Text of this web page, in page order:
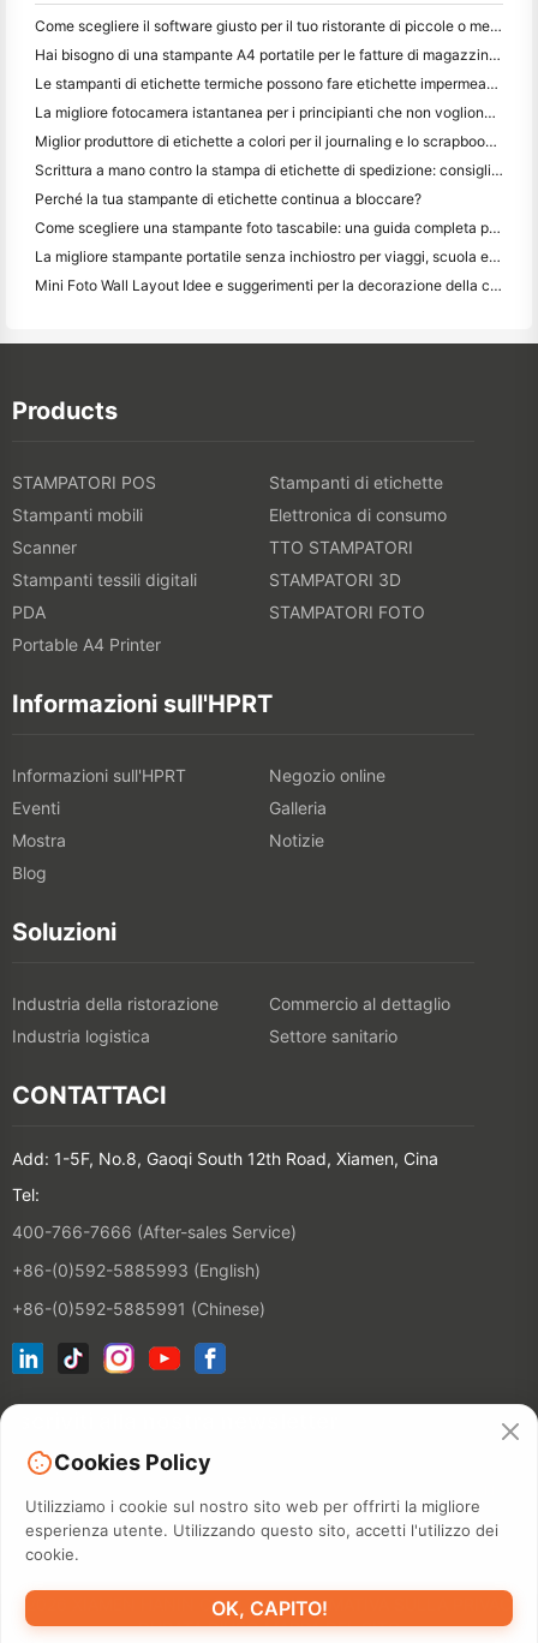
Come scegliere il software giusto per il tuo ristorante di piccole o medie dimensioni
Hai bisogno di una stampante A4 portatile per le fatture di magazzino? Cosa funziona davvero
Le stampanti di etichette termiche possono fare etichette impermeabili per prodotti di piccole imprese?
La migliore fotocamera istantanea per i principianti che non vogliono sprecare carta
Miglior produttore di etichette a colori per il journaling e lo scrapbooking: aggiungere più colori ad ogni pagina
Scrittura a mano contro la stampa di etichette di spedizione: consigli per le piccole imprese nel 2026
Perché la tua stampante di etichette continua a bloccare?
Come scegliere una stampante foto tascabile: una guida completa per gli utenti di giornali, viaggi e iPhone
La migliore stampante portatile senza inchiostro per viaggi, scuola e lavoro mobile: Hanin MT620 Pro Recensione
Mini Foto Wall Layout Idee e suggerimenti per la decorazione della camera da letto e del dormitorio
Products
STAMPATORI POS
Stampanti di etichette
Stampanti mobili
Elettronica di consumo
Scanner
TTO STAMPATORI
Stampanti tessili digitali
STAMPATORI 3D
PDA
STAMPATORI FOTO
Portable A4 Printer
Informazioni sull'HPRT
Informazioni sull'HPRT
Negozio online
Eventi
Galleria
Mostra
Notizie
Blog
Soluzioni
Industria della ristorazione
Commercio al dettaglio
Industria logistica
Settore sanitario
CONTATTACI
Add: 1-5F, No.8, Gaoqi South 12th Road, Xiamen, Cina
Tel:
400-766-7666 (After-sales Service)
+86-(0)592-5885993 (English)
+86-(0)592-5885991 (Chinese)
©2026 XIAMEN HANIN CO., LTD.INFORMATIVA SULLA PRIVACY
DURATA D'USO MAPPA DEL SITO
Cookies Policy
Utilizziamo i cookie sul nostro sito web per offrirti la migliore
esperienza utente. Utilizzando questo sito, accetti l'utilizzo dei
cookie.
OK, CAPITO!